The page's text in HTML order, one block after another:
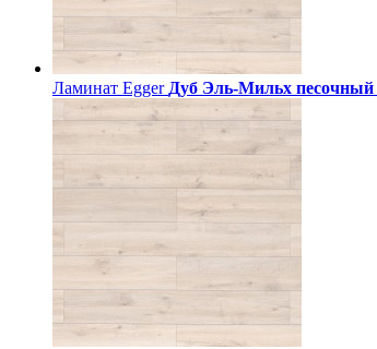
Ламинат Egger Дуб Эль-Мильх песочный